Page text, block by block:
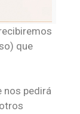
que
nos pedirá